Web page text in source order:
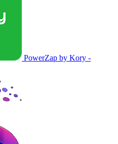
PowerZap by Kory -